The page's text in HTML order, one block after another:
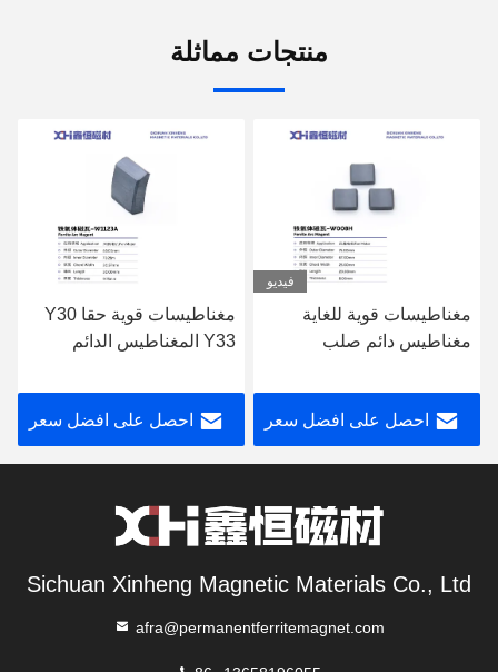
منتجات مماثلة
فيديو
مغناطيسات قوية للغاية
مغناطيس دائم صلب
W1008H
احصل على افضل سعر
مغناطيسات قوية حقا Y30
Y33 المغناطيس الدائم
المروحة W1123A
احصل على افضل سعر
Sichuan Xinheng Magnetic Materials Co., Ltd
afra@permanentferritemagnet.com